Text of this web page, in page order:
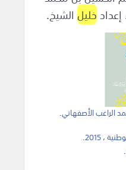
خليل الشيخ.
الراغب الأصفهاني.
،2015
.
.